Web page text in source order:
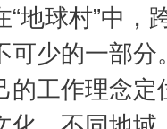
地球村”中，
可少的一部
的工作理念